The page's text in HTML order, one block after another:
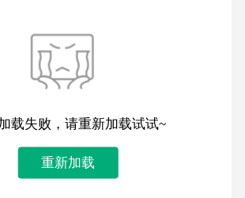
载失败，请重新加载试试~
重新加载